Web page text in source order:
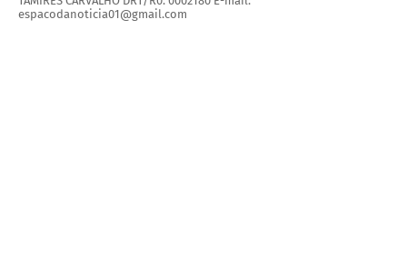
espacodanoticia01@gmail.com